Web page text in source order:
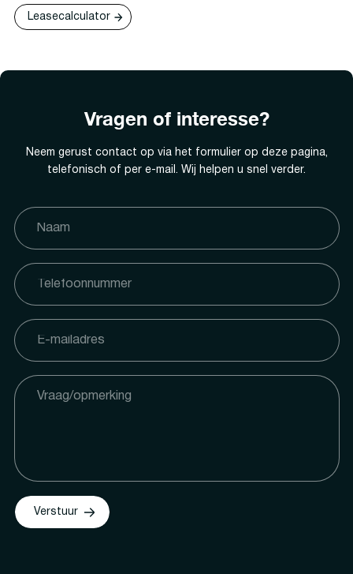
Leasecalculator
Vragen of interesse?
Neem gerust contact op via het formulier op deze pagina,
telefonisch of per e-mail. Wij helpen u snel verder.
Verstuur